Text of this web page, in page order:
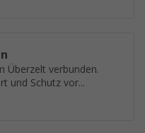
Überzelt verbunden.
und Schutz vor...